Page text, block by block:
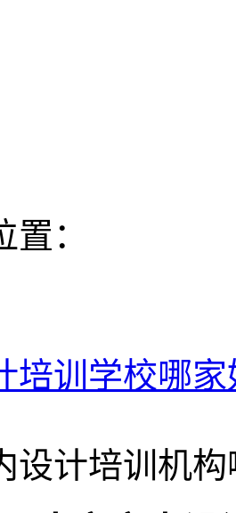
：
培训学校哪家
设计培训机